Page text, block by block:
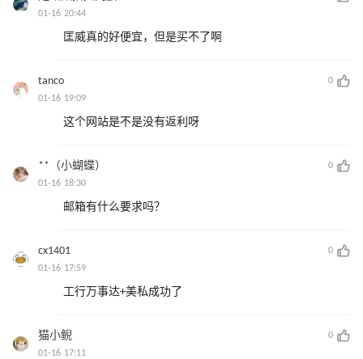
01-16 20:44
匡威真的好便宜，但是买不了啊
tanco
0
01-16 19:09
这个网站是不是没有返利呀
**（小蝴蝶）
0
01-16 18:30
邮箱有什么要求吗？
cx1401
0
01-16 17:59
工行万事达+美私成功了
猫小鲵
0
01-16 17:11